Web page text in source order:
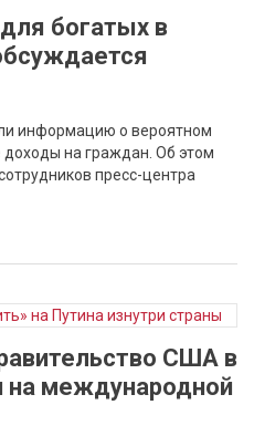
богатых в
информацию о вероятном
на граждан. Об этом
пресс-центра
США в
на международной